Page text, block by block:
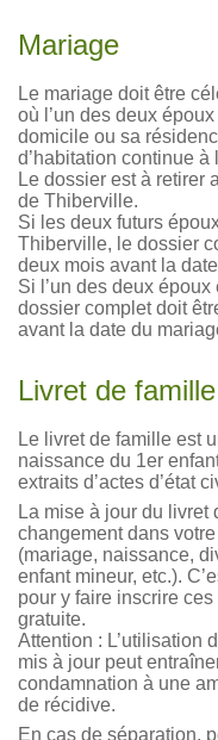
Mariage
Le mariage doit être
où l’un des deux
domicile ou sa
d’habitation continue
Le dossier est à retirer
de Thiberville.
Si les deux futurs
Thiberville, le dossier
deux mois avant la
Si l’un des deux
dossier complet doit
avant la date du
Livret de famille
Le livret de famille est
naissance du 1er
extraits d’actes d’état
La mise à jour du
changement dans
(mariage, naissance,
enfant mineur, etc.).
pour y faire inscrire
gratuite.
Attention : L’utilisation
mis à jour peut
condamnation à une
de récidive.
En cas de séparation,